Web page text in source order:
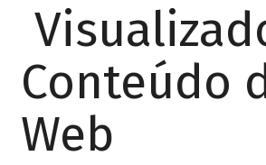
Conteúdo
Web